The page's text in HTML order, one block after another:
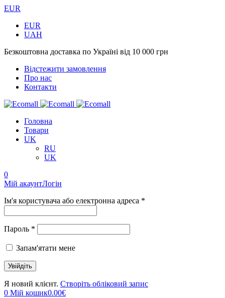
EUR
EUR
UAH
Безкоштовна доставка по Україні від 10 000 грн
Відстежити замовлення
Про нас
Контакти
Головна
Товари
UK
RU
UK
0
Мій акаунтЛогін
Ім'я користувача або електронна адреса *
Пароль *
Запам'ятати мене
Я новий клієнт. Створіть обліковий запис
0 Мій кошик0.00€